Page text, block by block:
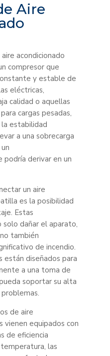
Aire
acondicionado
compresor que
y estable de
eléctricas,
calidad o aquellas
cargas pesadas,
estabilidad
a una sobrecarga
derivar en un
un aire
es la posibilidad
Estas
dañar el aparato,
también
de incendio.
están diseñados para
a una toma de
soportar su alta
de aire
vienen equipados con
de eficiencia
las